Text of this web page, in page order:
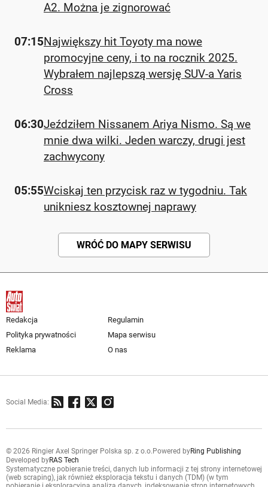
A2. Można je zignorować
07:15Największy hit Toyoty ma nowe
promocyjne ceny, i to na rocznik 2025.
Wybrałem najlepszą wersję SUV-a Yaris
Cross
06:30Jeździłem Nissanem Ariya Nismo. Są we
mnie dwa wilki. Jeden warczy, drugi jest
zachwycony
05:55Wciskaj ten przycisk raz w tygodniu. Tak
unikniesz kosztownej naprawy
WRÓĆ DO MAPY SERWISU
Redakcja
Regulamin
Polityka prywatności
Mapa serwisu
Reklama
O nas
Social Media:
© 2026 Ringier Axel Springer Polska sp. z o.o. Powered byRing Publishing
Developed byRAS Tech
Systematyczne pobieranie treści, danych lub informacji z tej strony internetowej
(web scraping), jak również eksploracja tekstu i danych (TDM) (w tym